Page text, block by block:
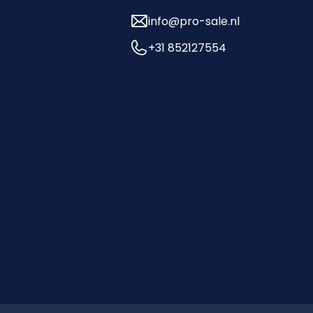
info@pro-sale.nl
+31 852127554